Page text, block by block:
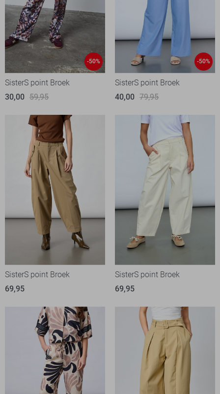
-50%
SisterS point Broek
30,00 59,95
-50%
SisterS point Broek
40,00 79,95
SisterS point Broek
69,95
SisterS point Broek
69,95